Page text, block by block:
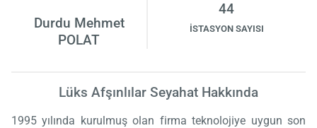
Durdu Mehmet
POLAT
44
İSTASYON SAYISI
Lüks Afşınlılar Seyahat Hakkında
1995 yılında kurulmuş olan firma teknolojiye uygun son